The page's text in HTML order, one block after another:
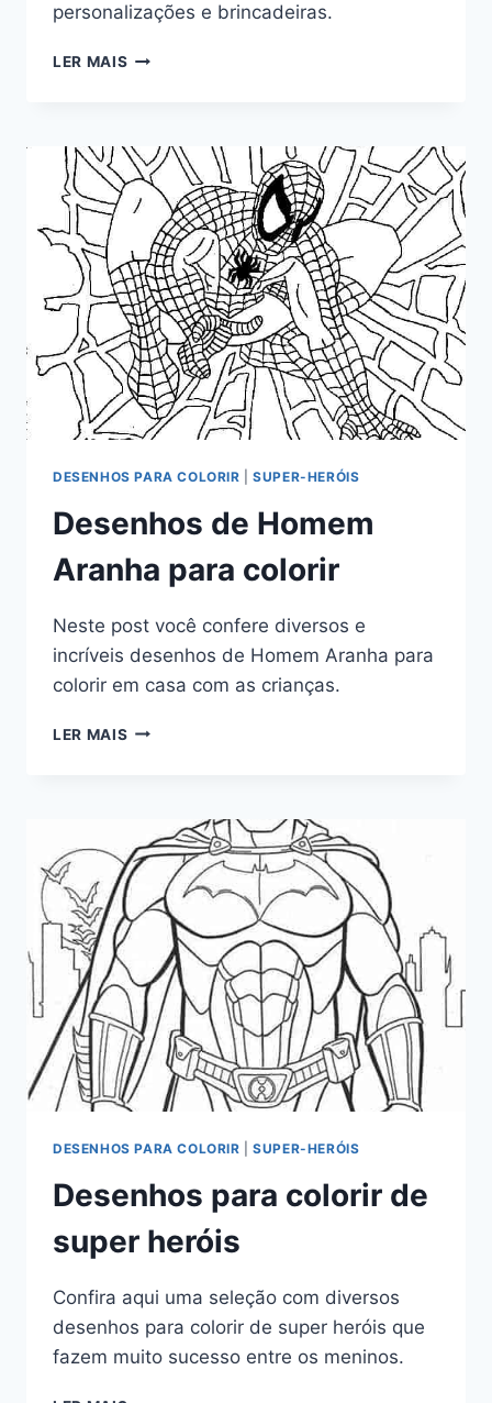
personalizações e brincadeiras.
LER MAIS NARUTO
DESENHOS PARA COLORIR |SUPER-HERÓIS
Desenhos de Homem
Aranha para colorir
Neste post você confere diversos e
incríveis desenhos de Homem Aranha para
colorir em casa com as crianças.
LER MAIS DESENHOS
COLORIR
DESENHOS PARA COLORIR |SUPER-HERÓIS
Desenhos para colorir de
super heróis
Confira aqui uma seleção com diversos
desenhos para colorir de super heróis que
fazem muito sucesso entre os meninos.